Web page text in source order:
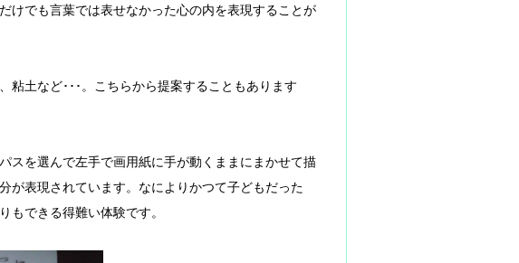
でも言葉では表せなかった心の内を表現することが
土など･･･。こちらから提案することもあります
あります。
を選んで左手で画用紙に手が動くままにまかせて描
が表現されています。なによりかつて子どもだった
もできる得難い体験です。